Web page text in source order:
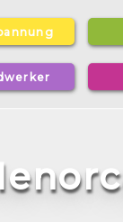
annung
wer ker